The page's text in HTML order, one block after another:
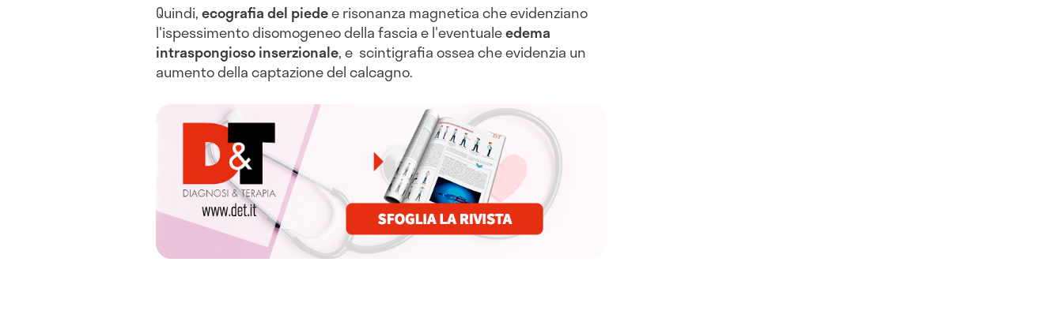
Quindi,ecografia del piedee risonanza magnetica che evidenziano
l'ispessimento disomogeneo della fascia e l'eventualeedema
intraspongioso inserzionale,e scintigrafia ossea che evidenzia un
aumento della captazione del calcagno.